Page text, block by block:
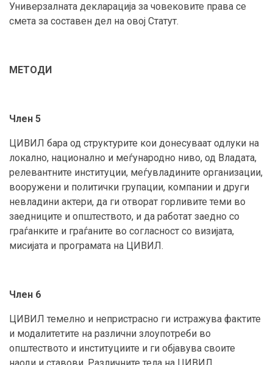
Универзалната декларација за човековите права се
смета за составен дел на овој Статут.
МЕТОДИ
Член 5
ЦИВИЛ бара од структурите кои донесуваат одлуки на
локално, национално и меѓународно ниво, од Владата,
релевантните институции, меѓувладините организации,
вооружени и политички групации, компании и други
невладини актери, да ги отворат горливите теми во
заедниците и општеството, и да работат заедно со
граѓанките и граѓаните во согласност со визијата,
мисијата и програмата на ЦИВИЛ.
Член 6
ЦИВИЛ темелно и непристрасно ги истражува фактите
и модалитетите на различни злоупотреби во
општеството и институциите и ги објавува своите